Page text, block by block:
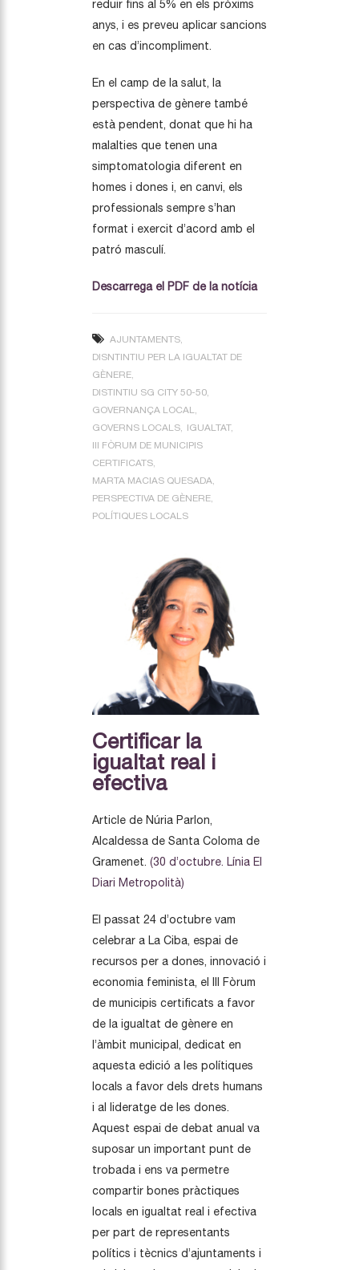
reduir fins al 5% en els pròxims
anys, i es preveu aplicar sancions
en cas d’incompliment.
En el camp de la salut, la
perspectiva de gènere també
està pendent, donat que hi ha
malalties que tenen una
simptomatologia diferent en
homes i dones i, en canvi, els
professionals sempre s’han
format i exercit d’acord amb el
patró masculí.
Descarrega el PDF de la notícia
AJUNTAMENTS
DISNTINTIU PER LA IGUALTAT DE
GÈNERE
DISTINTIU SG CITY 50-50
GOVERNANÇA LOCAL
GOVERNS LOCALS
IGUALTAT
III FÒRUM DE MUNICIPIS
CERTIFICATS
MARTA MACIAS QUESADA
PERSPECTIVA DE GÈNERE
POLÍTIQUES LOCALS
Certificar la
igualtat real i
efectiva
Article de Núria Parlon,
Alcaldessa de Santa Coloma de
Gramenet. (30 d’octubre. Línia El
Diari Metropolità)
El passat 24 d’octubre vam
celebrar a La Ciba, espai de
recursos per a dones, innovació i
economia feminista, el III Fòrum
de municipis certificats a favor
de la igualtat de gènere en
l’àmbit municipal, dedicat en
aquesta edició a les polítiques
locals a favor dels drets humans
i al lideratge de les dones.
Aquest espai de debat anual va
suposar un important punt de
trobada i ens va permetre
compartir bones pràctiques
locals en igualtat real i efectiva
per part de representants
polítics i tècnics d’ajuntaments i